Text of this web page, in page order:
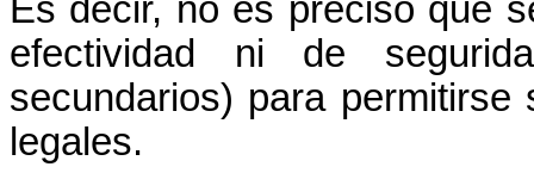
Es decir, no es preciso que
efectividad
ni de
secundarios) para permitirse
legales.